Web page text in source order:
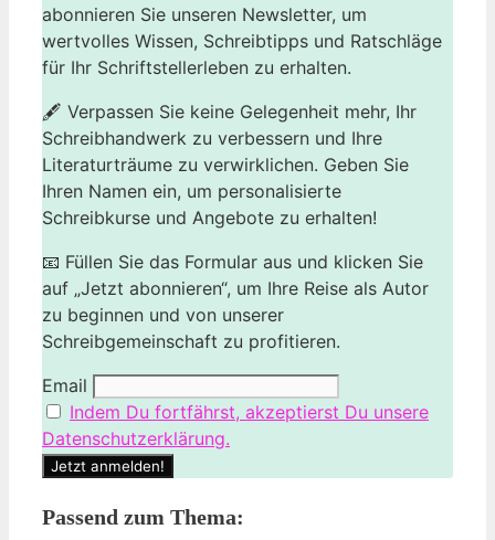
abonnieren Sie unseren Newsletter, um
wertvolles Wissen, Schreibtipps und Ratschläge
für Ihr Schriftstellerleben zu erhalten.
🖋️ Verpassen Sie keine Gelegenheit mehr, Ihr
Schreibhandwerk zu verbessern und Ihre
Literaturträume zu verwirklichen. Geben Sie
Ihren Namen ein, um personalisierte
Schreibkurse und Angebote zu erhalten!
📧 Füllen Sie das Formular aus und klicken Sie
auf „Jetzt abonnieren“, um Ihre Reise als Autor
zu beginnen und von unserer
Schreibgemeinschaft zu profitieren.
Email
Indem Du fortfährst, akzeptierst Du unsere
Datenschutzerklärung.
Passend zum Thema: